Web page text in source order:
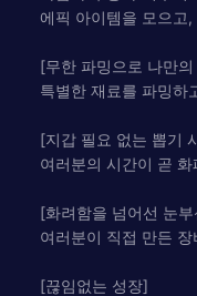
에픽 아이템을 모으고
[무한 파밍으로 나만
특별한 재료를 파밍하
[지갑 필요 없는 뽑기
여러분의 시간이 곧
[화려함을 넘어선 눈
여러분이 직접 만든
[끊임없는 성장]